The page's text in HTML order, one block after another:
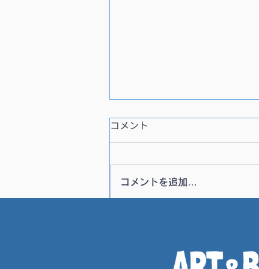
コメント
コメントを追加…